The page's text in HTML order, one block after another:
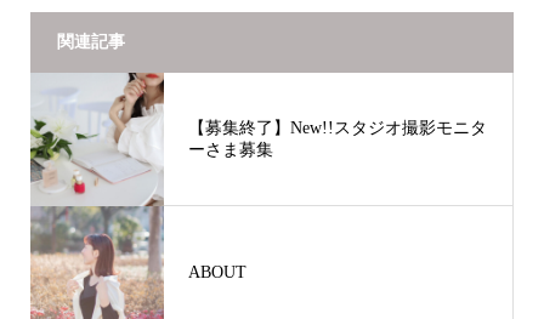
関連記事
【募集終了】New!!スタジオ撮影モニタ
ーさま募集
ABOUT